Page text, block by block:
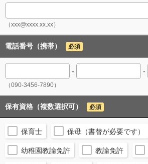
（xxx@xxxx.xx.xx）
電話番号（携帯） 必須
- -
（090-3456-7890）
保有資格（複数選択可） 必須
保育士 保母（書替が必要です）
幼稚園教諭免許 教諭免許